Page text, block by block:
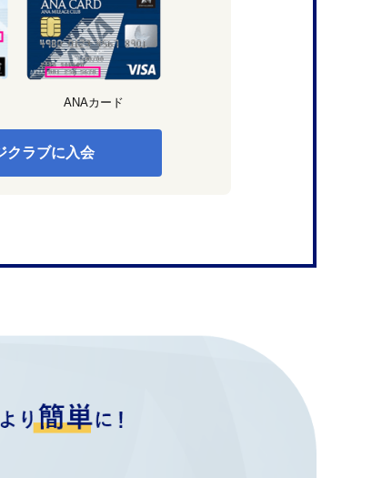
ANAカード
クラブに入会